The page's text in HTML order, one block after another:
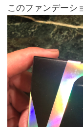
o
o
k
このファンデーシ